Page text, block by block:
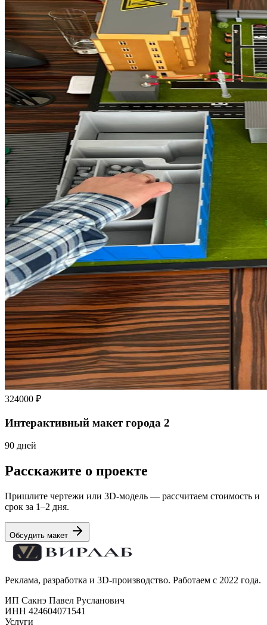
324000 ₽
Интерактивный макет города 2
90 дней
Расскажите о проекте
Пришлите чертежи или 3D-модель — рассчитаем стоимость и
срок за 1–2 дня.
Обсудить макет
Реклама, разработка и 3D-производство. Работаем с 2022 года.
ИП Сакнэ Павел Русланович
ИНН 424604071541
Услуги